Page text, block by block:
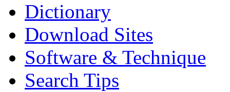
Dictionary
Download Sites
Software & Technique
Search Tips